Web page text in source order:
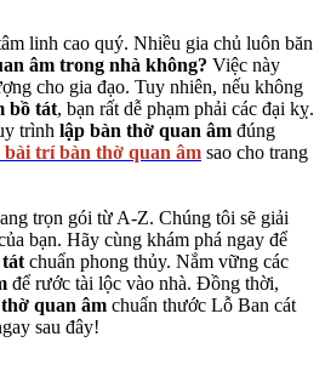
linh cao quý. Nhiều gia chủ luôn băn
âm trong nhà không? Việc này
cho gia đạo. Tuy nhiên, nếu không
bồ tát, bạn rất dễ phạm phải các đại kỵ.
trình lập bàn thờ quan âm đúng
bài trí bàn thờ quan âm sao cho trang
trọn gói từ A-Z. Chúng tôi sẽ giải
bạn. Hãy cùng khám phá ngay để
tát chuẩn phong thủy. Nắm vững các
để rước tài lộc vào nhà. Đồng thời,
quan âm chuẩn thước Lỗ Ban cát
sau đây!